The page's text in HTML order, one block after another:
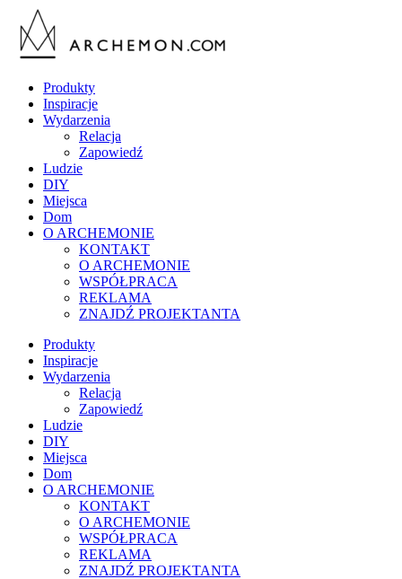
Produkty
Inspiracje
Wydarzenia
Relacja
Zapowiedź
Ludzie
DIY
Miejsca
Dom
O ARCHEMONIE
KONTAKT
O ARCHEMONIE
WSPÓŁPRACA
REKLAMA
ZNAJDŹ PROJEKTANTA
Produkty
Inspiracje
Wydarzenia
Relacja
Zapowiedź
Ludzie
DIY
Miejsca
Dom
O ARCHEMONIE
KONTAKT
O ARCHEMONIE
WSPÓŁPRACA
REKLAMA
ZNAJDŹ PROJEKTANTA